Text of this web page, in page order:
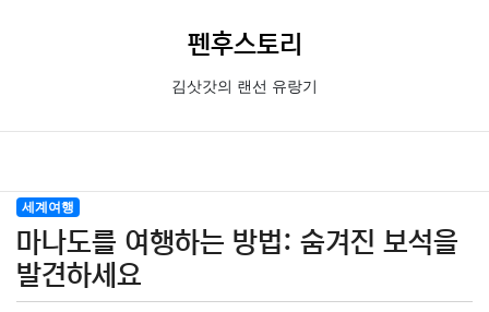
펜후스토리
김삿갓의 랜선 유랑기
세계여행
마나도를 여행하는 방법: 숨겨진 보석을
발견하세요